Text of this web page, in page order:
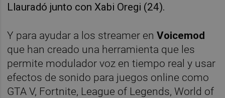
Llauradó junto con Xabi Oregi (24).
Y para ayudar a los streamer enVoicemod
que han creado una herramienta que les
permite modulador voz en tiempo real y usar
efectos de sonido para juegos online como
GTA V, Fortnite, League of Legends, World of